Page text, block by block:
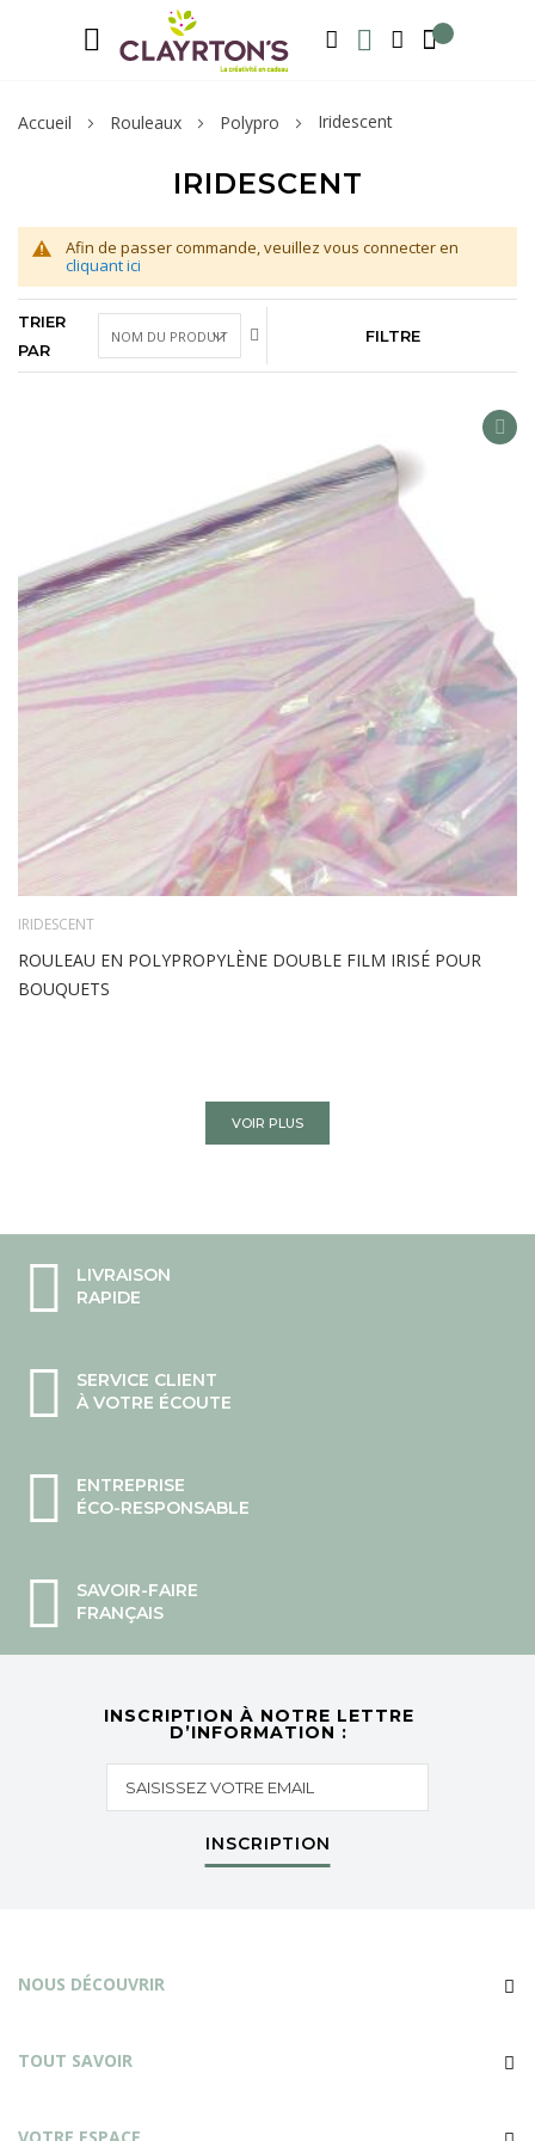
RECHERCHER MA LISTE D'ENVIE MON COMPTE
Accueil Rouleaux Polypro Iridescent
IRIDESCENT
Afin de passer commande, veuillez vous connecter en
cliquant ici
TRIER
PAR
FILTRE
ADD
IRIDESCENT
ROULEAU EN POLYPROPYLÈNE DOUBLE FILM IRISÉ POUR
BOUQUETS
VOIR PLUS
LIVRAISON
RAPIDE
SERVICE CLIENT
À VOTRE ÉCOUTE
ENTREPRISE
ÉCO-RESPONSABLE
SAVOIR-FAIRE
FRANÇAIS
INSCRIPTION À NOTRE LETTRE
D’INFORMATION :
INSCRIPTION
NOUS DÉCOUVRIR
TOUT SAVOIR